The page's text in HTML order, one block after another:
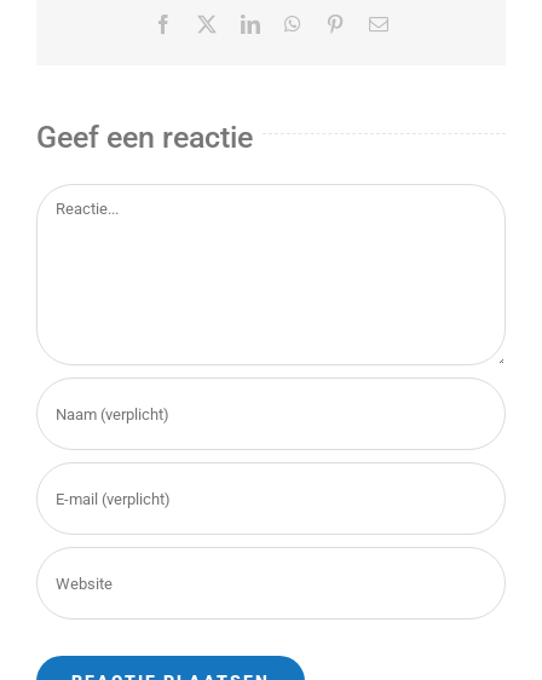
Facebook LinkedInWhatsApp
Pinterest
E-
Geef een reactie
Reactie